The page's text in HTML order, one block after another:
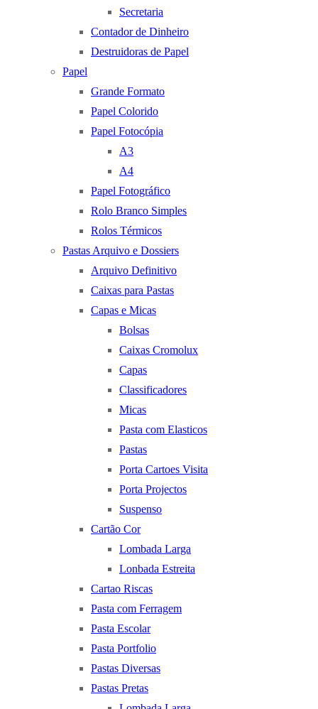
Secretaria
Contador de Dinheiro
Destruidoras de Papel
Papel
Grande Formato
Papel Colorido
Papel Fotocópia
A3
A4
Papel Fotográfico
Rolo Branco Simples
Rolos Térmicos
Pastas Arquivo e Dossiers
Arquivo Definitivo
Caixas para Pastas
Capas e Micas
Bolsas
Caixas Cromolux
Capas
Classificadores
Micas
Pasta com Elasticos
Pastas
Porta Cartoes Visita
Porta Projectos
Suspenso
Cartão Cor
Lombada Larga
Lonbada Estreita
Cartao Riscas
Pasta com Ferragem
Pasta Escolar
Pasta Portfolio
Pastas Diversas
Pastas Pretas